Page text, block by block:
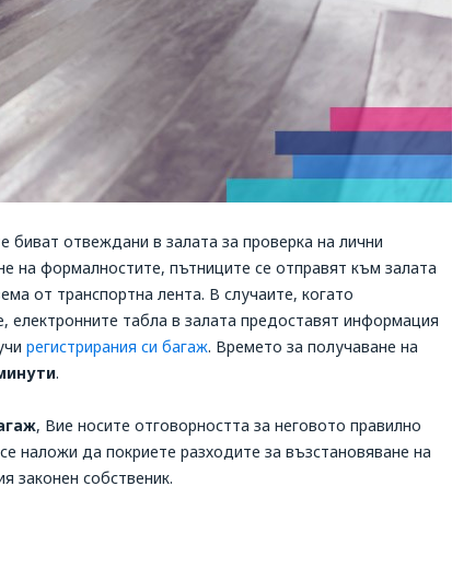
биват отвеждани в залата за проверка на лични
на формалностите, пътниците се отправят към залата
от транспортна лента. В случаите, когато
електронните табла в залата предоставят информация
регистрирания си багаж. Времето за получаване на
.
, Вие носите отговорността за неговото правилно
наложи да покриете разходите за възстановяване на
законен собственик.